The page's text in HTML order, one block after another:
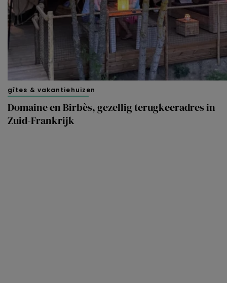
gîtes & vakantiehuizen
Domaine en Birbès, gezellig terugkeeradres in
Zuid-Frankrijk